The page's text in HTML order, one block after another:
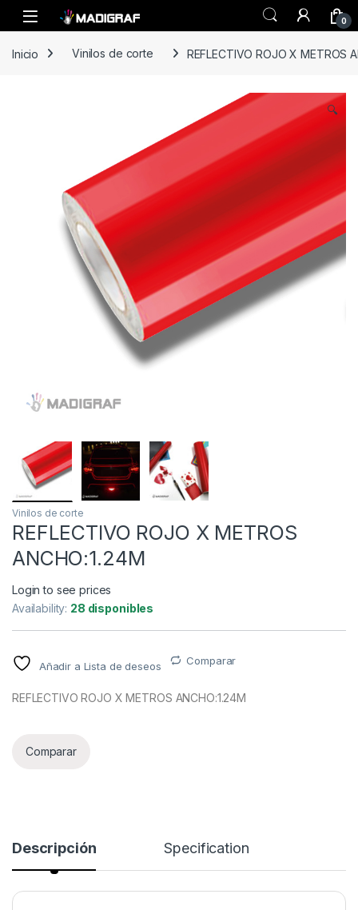
Skip to navigation
Skip to content
0
Inicio Vinilos de corte REFLECTIVO ROJO X METROS
🔍
Vinilos de corte
REFLECTIVO ROJO X METROS
ANCHO:1.24M
Login to see prices
Availability: 28 disponibles
Añadir a Lista de deseos Comparar
REFLECTIVO ROJO X METROS ANCHO:1.24M
Comparar
Descripción Specification